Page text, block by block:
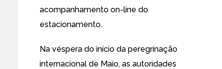
acompanhamento on-line do
estacionamento.
Na véspera do início da peregrinação
internacional de Maio, as autoridades